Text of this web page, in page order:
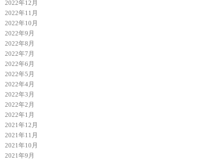
2022年12月
2022年11月
2022年10月
2022年9月
2022年8月
2022年7月
2022年6月
2022年5月
2022年4月
2022年3月
2022年2月
2022年1月
2021年12月
2021年11月
2021年10月
2021年9月